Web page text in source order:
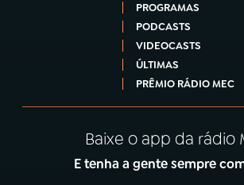
PROGRAMAS
PODCASTS
VIDEOCASTS
ÚLTIMAS
PRÊMIO RÁDIO MEC
Baixe o app da rádio
E tenha a gente sempre